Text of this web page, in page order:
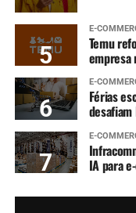
E-
Temu
empresa
E-
Férias
E-
IA para